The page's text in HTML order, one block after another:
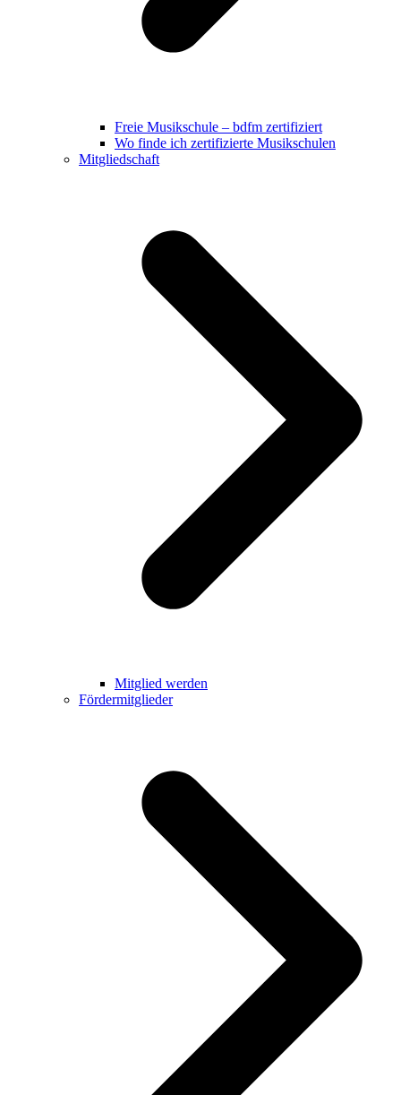
Freie Musikschule – bdfm zertifiziert
Wo finde ich zertifizierte Musikschulen
Mitgliedschaft
Mitglied werden
Fördermitglieder